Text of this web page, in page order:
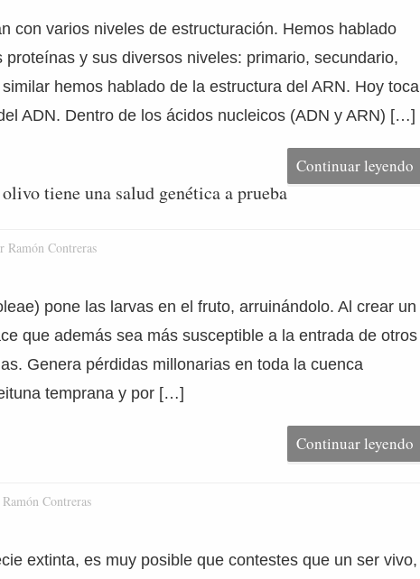
con varios niveles de estructuración. Hemos hablado
y sus diversos niveles: primario, secundario,
hemos hablado de la estructura del ARN. Hoy toca
ADN. Dentro de los ácidos nucleicos (ADN y ARN) […]
Continuar leyendo
tiene una salud genética a prueba
Ramón Contreras
pone las larvas en el fruto, arruinándolo. Al crear un
que además sea más susceptible a la entrada de otros
Genera pérdidas millonarias en toda la cuenca
temprana y por […]
Continuar leyendo
Contreras
extinta, es muy posible que contestes que un ser vivo,